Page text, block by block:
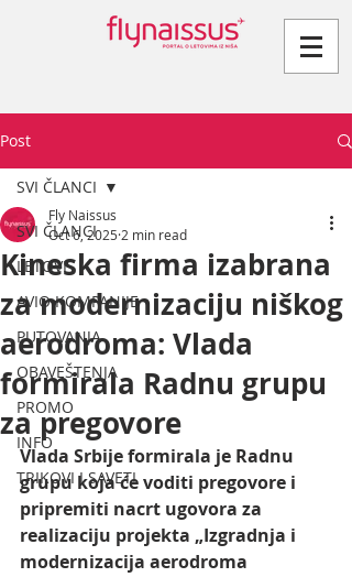
Post
SVI ČLANCI
LETOVI
AVIO KOMPANIJE
PUTOVANJA
OBAVEŠTENJA
PROMO
INFO
TRIKOVI I SAVETI
SVI ČLANCI
Kineska firma izabrana
za modernizaciju niškog
aerodroma: Vlada
formirala Radnu grupu
za pregovore
Fly Naissus
Oct 6, 2025 2 min read
Vlada Srbije formirala je Radnu
grupu koja će voditi pregovore i
pripremiti nacrt ugovora za
realizaciju projekta „Izgradnja i
modernizacija aerodroma